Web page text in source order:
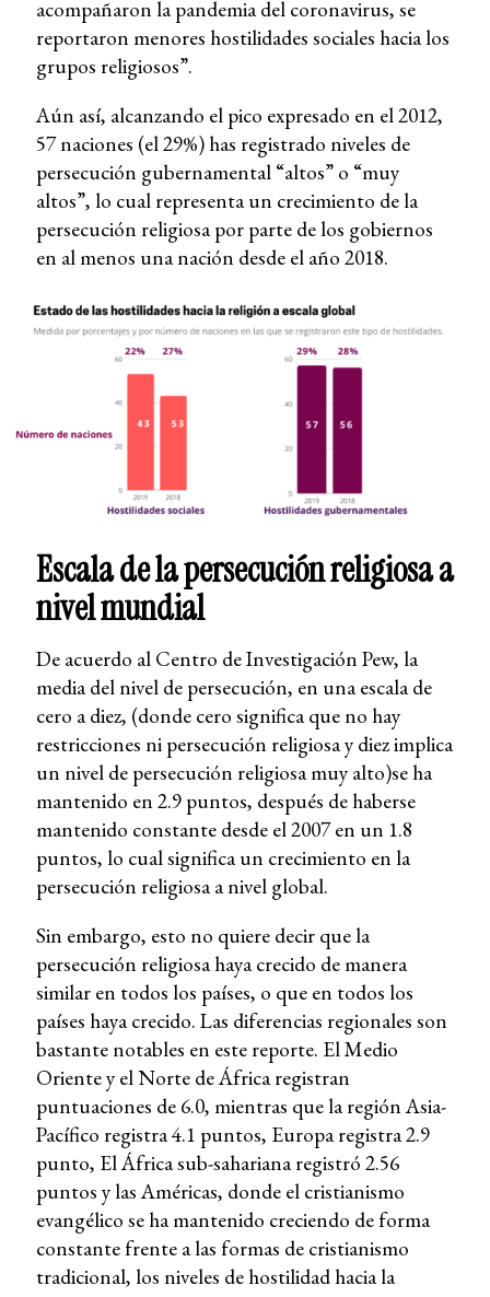
acompañaron la pandemia del coronavirus, se
reportaron menores hostilidades sociales hacia los
grupos religiosos”.
Aún así, alcanzando el pico expresado en el 2012,
57 naciones (el 29%) has registrado niveles de
persecución gubernamental “altos” o “muy
altos”, lo cual representa un crecimiento de la
persecución religiosa por parte de los gobiernos
en al menos una nación desde el año 2018.
Escala de la persecución religiosa a
nivel mundial
De acuerdo al Centro de Investigación Pew, la
media del nivel de persecución, en una escala de
cero a diez, (donde cero significa que no hay
restricciones ni persecución religiosa y diez implica
un nivel de persecución religiosa muy alto)se ha
mantenido en 2.9 puntos, después de haberse
mantenido constante desde el 2007 en un 1.8
puntos, lo cual significa un crecimiento en la
persecución religiosa a nivel global.
Sin embargo, esto no quiere decir que la
persecución religiosa haya crecido de manera
similar en todos los países, o que en todos los
países haya crecido. Las diferencias regionales son
bastante notables en este reporte. El Medio
Oriente y el Norte de África registran
puntuaciones de 6.0, mientras que la región Asia-
Pacífico registra 4.1 puntos, Europa registra 2.9
punto, El África sub-sahariana registró 2.56
puntos y las Américas, donde el cristianismo
evangélico se ha mantenido creciendo de forma
constante frente a las formas de cristianismo
tradicional, los niveles de hostilidad hacia la